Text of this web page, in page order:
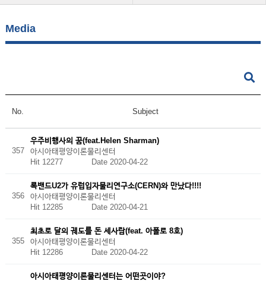
Media
No. Subject
357
우주비행사의 꿈(feat.Helen Sharman)
아시아태평양이론물리센터
Hit 12277 Date 2020-04-22
356
록밴드U2가 유럽입자물리연구소(CERN)와 만났다!!!!
아시아태평양이론물리센터
Hit 12285 Date 2020-04-21
355
최초로 달의 궤도를 돈 세사람(feat. 아폴로 8호)
아시아태평양이론물리센터
Hit 12286 Date 2020-04-22
아시아태평양이론물리센터는 어떤곳이야?